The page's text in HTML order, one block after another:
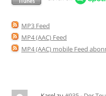
MP3 Feed
MP4 (AAC) Feed
MP4 (AAC) mobile Feed